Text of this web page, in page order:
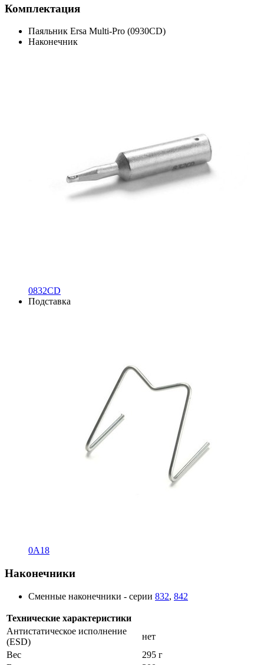
Комплектация
Паяльник Ersa Multi-Pro (0930CD)
Наконечник
0832CD
Подставка
0A18
Наконечники
Сменные наконечники - серии 832, 842
Технические характеристики
Антистатическое исполнение
(ESD)
нет
Вес
295 г